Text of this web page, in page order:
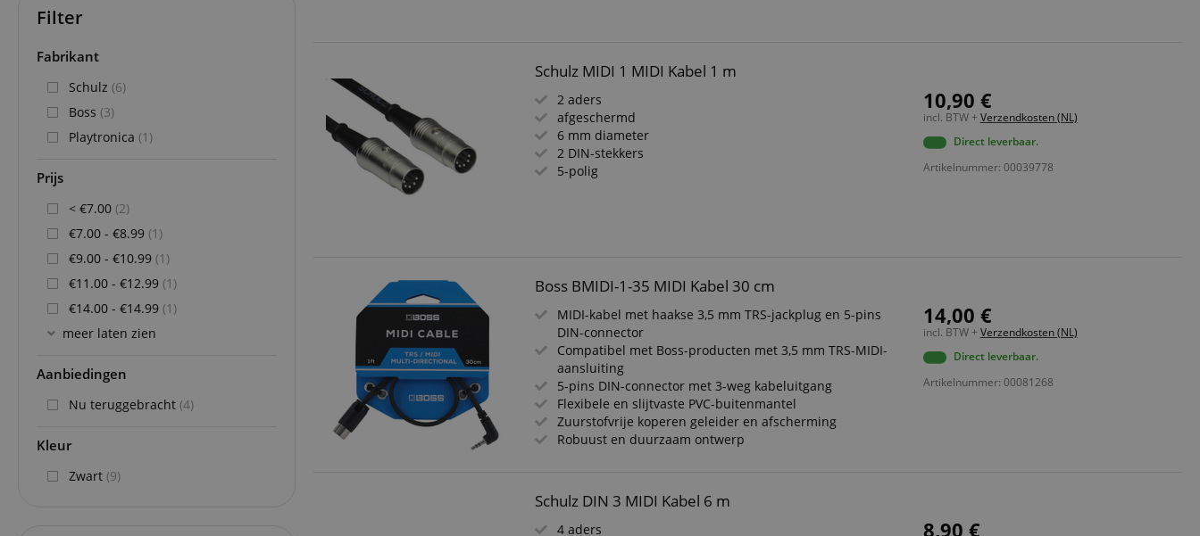
Schulz MIDI 1 MIDI Kabel 1 m
2 aders
afgeschermd
6 mm diameter
2 DIN-stekkers
5-polig
10,90 €
incl. BTW + Verzendkosten (NL)
Direct leverbaar.
Artikelnummer: 00039778
Boss BMIDI-1-35 MIDI Kabel 30 cm
MIDI-kabel met haakse 3,5 mm TRS-jackplug en 5-pins
DIN-connector
Compatibel met Boss-producten met 3,5 mm TRS-MIDI-
aansluiting
5-pins DIN-connector met 3-weg kabeluitgang
Flexibele en slijtvaste PVC-buitenmantel
Zuurstofvrije koperen geleider en afscherming
Robuust en duurzaam ontwerp
14,00 €
incl. BTW + Verzendkosten (NL)
Direct leverbaar.
Artikelnummer: 00081268
Schulz DIN 3 MIDI Kabel 6 m
4 aders
8,90 €
Filter
Fabrikant
Schulz (6)
Boss (3)
Playtronica (1)
Prijs
< €7.00 (2)
€7.00 - €8.99 (1)
€9.00 - €10.99 (1)
€11.00 - €12.99 (1)
€14.00 - €14.99 (1)
meer laten zien
Aanbiedingen
Nu teruggebracht (4)
Kleur
Zwart (9)